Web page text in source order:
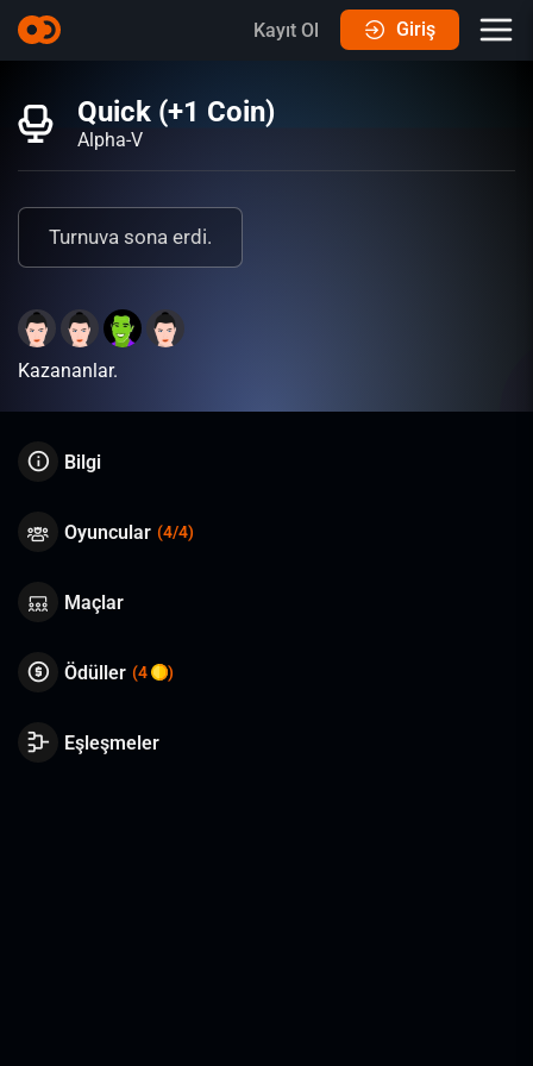
Kayıt Ol Giriş
Quick (+1 Coin)
Alpha-V
Turnuva sona erdi.
Kazananlar.
Bilgi
Oyuncular (4/4)
Maçlar
Ödüller (4 )
Eşleşmeler